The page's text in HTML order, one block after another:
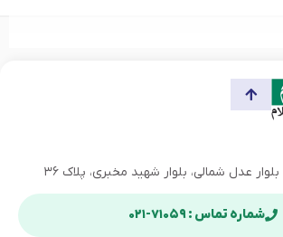
عدل شمالی، بلوار شهید مخبری، پلاک ۳۶
شماره تماس : ۷۱۰۵۹-۰۲۱